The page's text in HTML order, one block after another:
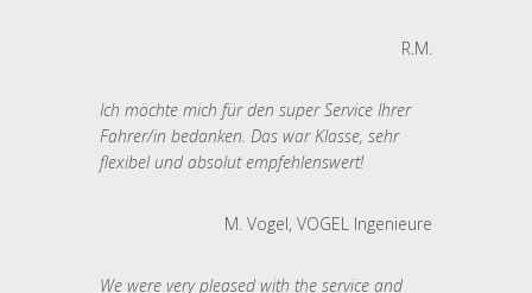
R.M.
Ich möchte mich für den super Service Ihrer
Fahrer/in bedanken. Das war Klasse, sehr
flexibel und absolut empfehlenswert!
M. Vogel, VOGEL Ingenieure
We were very pleased with the service and